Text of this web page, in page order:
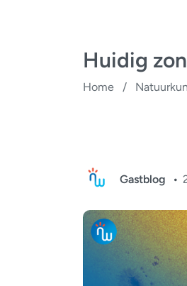
Huidig
Home /
Gastblog